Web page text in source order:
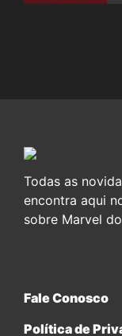
Todas as
encontra aqui
sobre Marvel
Fale Conosco
Política de